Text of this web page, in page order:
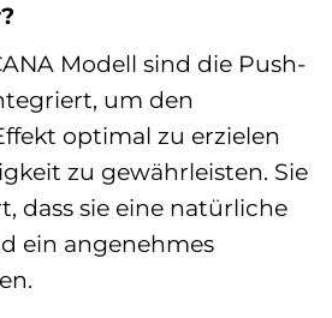
Modell sind die Push-
um den
optimal zu erzielen
zu gewährleisten. Sie
dass sie eine natürliche
ein angenehmes